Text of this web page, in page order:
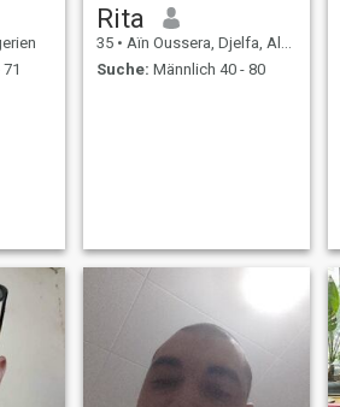
Rita
35 • Aïn Oussera, Djelfa, Algerien
Suche: Männlich 40 - 80